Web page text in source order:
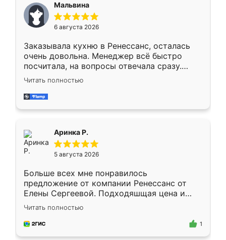
меньше, здесь же он более разнообразный.
Мне нравится ,если что-то потребуется из
мебели буду заказывать только здесь.
Мальвина
6 августа 2026
Заказывала кухню в Ренессанс, осталась
очень довольна. Менеджер всё быстро
посчитала, на вопросы отвечала сразу.
Замерщик приехал в субботу, подошёл к
делу со всей ответственностью. Собрали
за день, ребята работали аккуратно, даже
Читать полностью
Аринка Р.
5 августа 2026
Больше всех мне понравилось
предложение от компании Ренессанс от
Елены Сергеевой. Подходяшщая цена и
короткие сроки изготовления. Приехавший
для замера сотрудник Владислав
предложил по моему эскизу самый
Читать полностью
1